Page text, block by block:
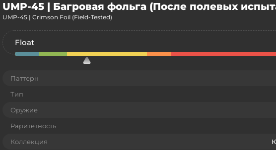
UMP-45 | Багровая фольга (После полевых
UMP-45 | Crimson Foil (Field-Tested)
Float
Паттерн
Тип
Оружие
Раритетность
Коллекция